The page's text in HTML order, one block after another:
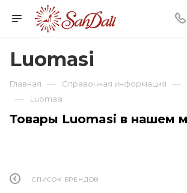
Luomasi
Главная — Справочная информация —
— Luomasi
Товары Luomasi в нашем
СПИСОК БРЕНДОВ